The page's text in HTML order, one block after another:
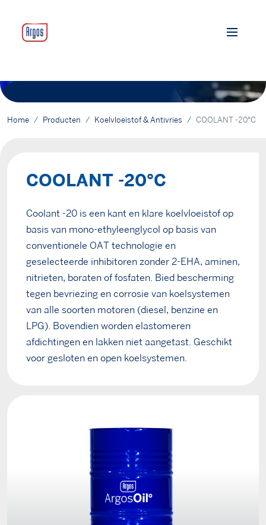
Home Producten Koelvloeistof & Antivries COOLANT -20°C
COOLANT -20°C
Coolant -20 is een kant en klare koelvloeistof op
basis van mono-ethyleenglycol op basis van
conventionele OAT technologie en
geselecteerde inhibitoren zonder 2-EHA, aminen,
nitrieten, boraten of fosfaten. Bied bescherming
tegen bevriezing en corrosie van koelsystemen
van alle soorten motoren (diesel, benzine en
LPG). Bovendien worden elastomeren
afdichtingen en lakken niet aangetast. Geschikt
voor gesloten en open koelsystemen.